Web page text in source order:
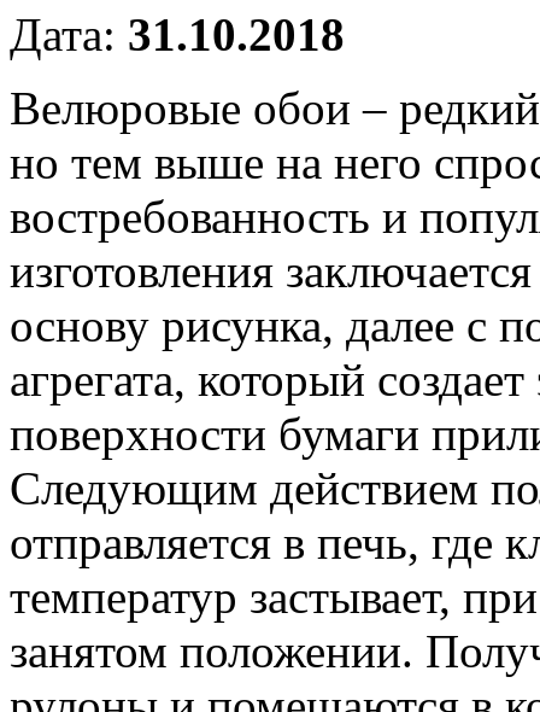
Дата: 31.10.2018
Велюровые обои –
но тем выше на него
востребованность и
изготовления
основу рисунка, далее с
агрегата, который
поверхности бумаги
Следующим действием
отправляется в печь, где
температур застывает,
занятом положении.